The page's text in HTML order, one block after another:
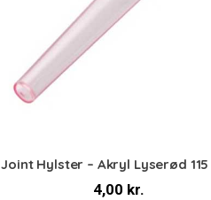
Joint Hylster – Akryl Lyserød
4,00 kr.